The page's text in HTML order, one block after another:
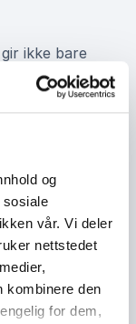
og
sosiale
vår. Vi deler
nettstedet
kombinere den
for dem,
ikke bare
og verktøy
sin lune
klarer han å
gjennomføring
alle som står i
og
at alt ikke
å bli bedre litt